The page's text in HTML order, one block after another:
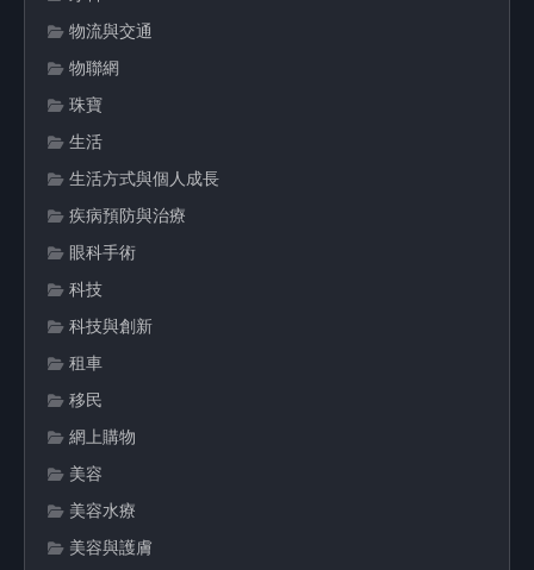
物流與交通
物聯網
珠寶
生活
生活方式與個人成長
疾病預防與治療
眼科手術
科技
科技與創新
租車
移民
網上購物
美容
美容水療
美容與護膚